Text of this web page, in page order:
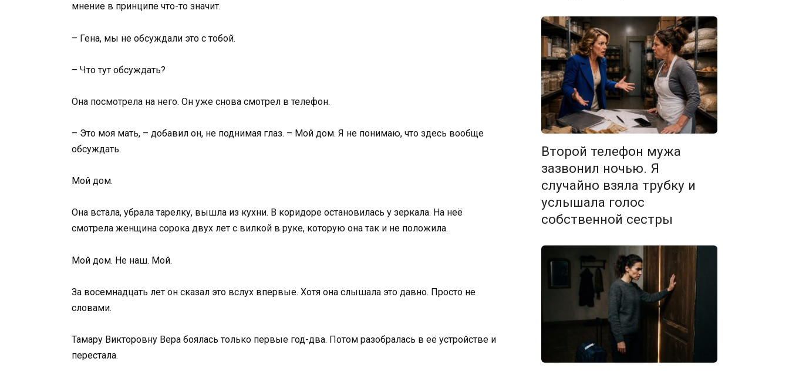
мнение в принципе что-то значит.
– Гена, мы не обсуждали это с тобой.
– Что тут обсуждать?
Она посмотрела на него. Он уже снова смотрел в телефон.
– Это моя мать, – добавил он, не поднимая глаз. – Мой дом. Я не понимаю, что здесь вообще
обсуждать.
Мой дом.
Она встала, убрала тарелку, вышла из кухни. В коридоре остановилась у зеркала. На неё
смотрела женщина сорока двух лет с вилкой в руке, которую она так и не положила.
Мой дом. Не наш. Мой.
За восемнадцать лет он сказал это вслух впервые. Хотя она слышала это давно. Просто не
словами.
Тамару Викторовну Вера боялась только первые год-два. Потом разобралась в её устройстве и
перестала.
Второй телефон мужа
зазвонил ночью. Я
случайно взяла трубку и
услышала голос
собственной сестры